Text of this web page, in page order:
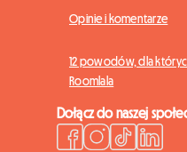
Opinie i komentarze
12 powodów, dla
Roomlala
Dołącz do naszej